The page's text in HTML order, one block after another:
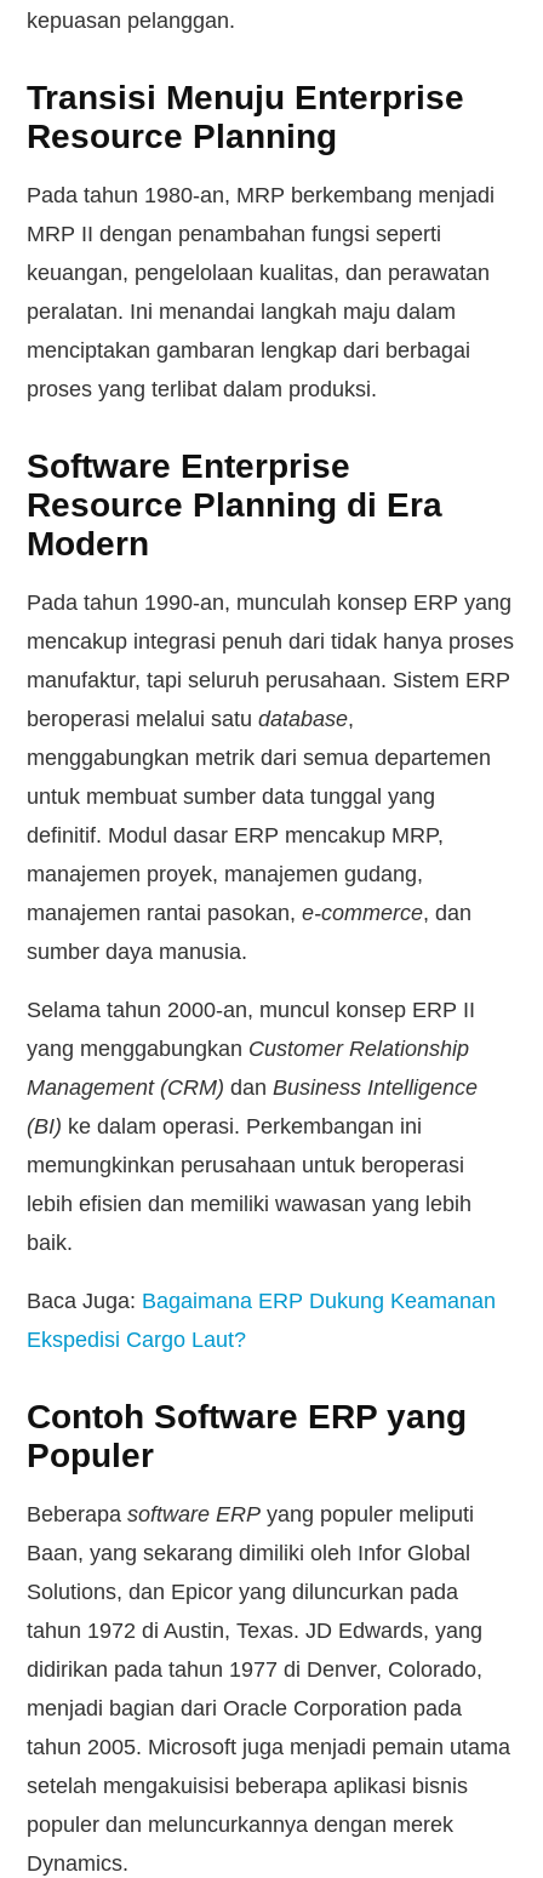
kepuasan pelanggan.
Transisi Menuju Enterprise
Resource Planning
Pada tahun 1980-an, MRP berkembang menjadi
MRP II dengan penambahan fungsi seperti
keuangan, pengelolaan kualitas, dan perawatan
peralatan. Ini menandai langkah maju dalam
menciptakan gambaran lengkap dari berbagai
proses yang terlibat dalam produksi.
Software Enterprise
Resource Planning di Era
Modern
Pada tahun 1990-an, munculah konsep ERP yang
mencakup integrasi penuh dari tidak hanya proses
manufaktur, tapi seluruh perusahaan. Sistem ERP
beroperasi melalui satudatabase,
menggabungkan metrik dari semua departemen
untuk membuat sumber data tunggal yang
definitif. Modul dasar ERP mencakup MRP,
manajemen proyek, manajemen gudang,
manajemen rantai pasokan,e-commerce, dan
sumber daya manusia.
Selama tahun 2000-an, muncul konsep ERP II
yang menggabungkan Customer Relationship
Management (CRM)danBusiness Intelligence
(BI) ke dalam operasi. Perkembangan ini
memungkinkan perusahaan untuk beroperasi
lebih efisien dan memiliki wawasan yang lebih
baik.
Baca Juga: Bagaimana ERP Dukung Keamanan
Ekspedisi Cargo Laut?
Contoh Software ERP yang
Populer
Beberapasoftware ERP yang populer meliputi
Baan, yang sekarang dimiliki oleh Infor Global
Solutions, dan Epicor yang diluncurkan pada
tahun 1972 di Austin, Texas. JD Edwards, yang
didirikan pada tahun 1977 di Denver, Colorado,
menjadi bagian dari Oracle Corporation pada
tahun 2005. Microsoft juga menjadi pemain utama
setelah mengakuisisi beberapa aplikasi bisnis
populer dan meluncurkannya dengan merek
Dynamics.